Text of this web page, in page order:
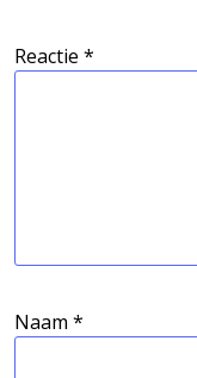
Reactie *
Naam *